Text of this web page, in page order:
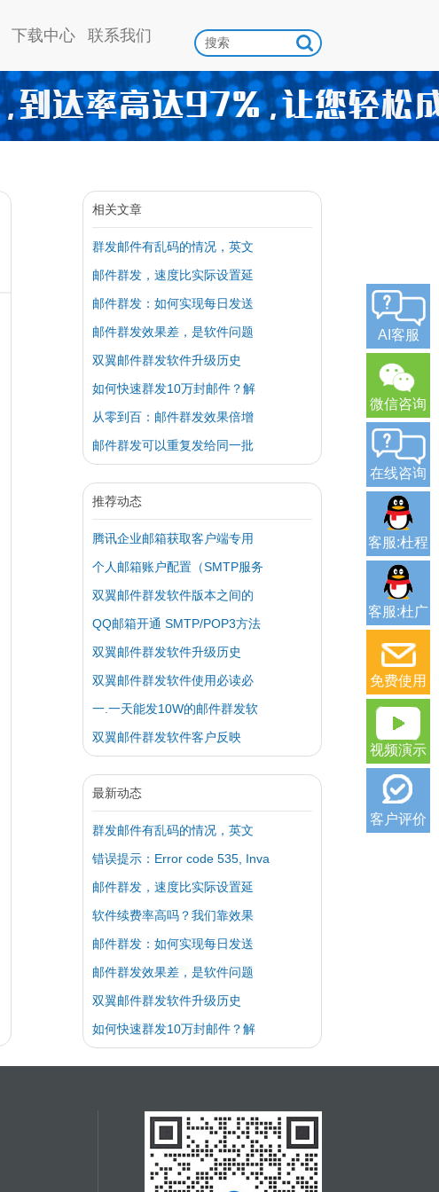
下载中心 联系我们
相关文章
群发邮件有乱码的情况，英文
邮件群发，速度比实际设置延
邮件群发：如何实现每日发送
邮件群发效果差，是软件问题
双翼邮件群发软件升级历史
如何快速群发10万封邮件？解
从零到百：邮件群发效果倍增
邮件群发可以重复发给同一批
推荐动态
腾讯企业邮箱获取客户端专用
个人邮箱账户配置（SMTP服务
双翼邮件群发软件版本之间的
QQ邮箱开通 SMTP/POP3方法
双翼邮件群发软件升级历史
双翼邮件群发软件使用必读必
一.一天能发10W的邮件群发软
双翼邮件群发软件客户反映
最新动态
群发邮件有乱码的情况，英文
错误提示：Error code 535, Inva
邮件群发，速度比实际设置延
软件续费率高吗？我们靠效果
邮件群发：如何实现每日发送
邮件群发效果差，是软件问题
双翼邮件群发软件升级历史
如何快速群发10万封邮件？解
AI客服
微信咨询
在线咨询
客服:杜程
客服:杜广
免费使用
视频演示
客户评价